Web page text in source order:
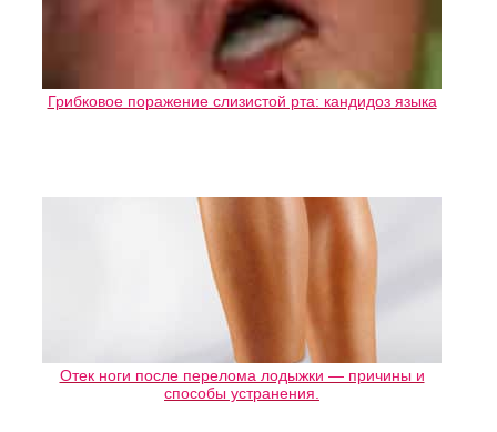
Грибковое поражение слизистой рта: кандидоз языка
Отек ноги после перелома лодыжки — причины и
способы устранения.